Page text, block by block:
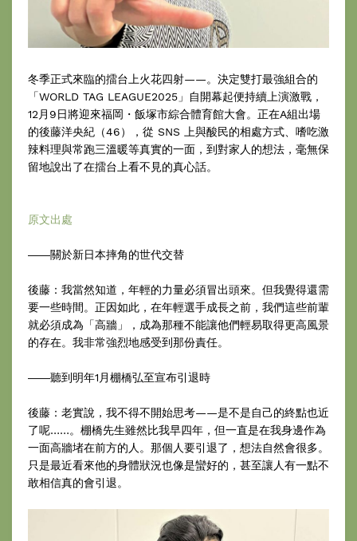
冬季正式來臨的擂台上火花四射——。決定雙打最強組合的
「WORLD TAG LEAGUE2025」自開幕起便持續上演激戰，
12月9日將迎來福岡・飯塚市綜合體育館大會。正在A組出場
的後藤洋央紀（46），從 SNS 上與酸民的相處方式、嗜吃激
辣料理與常跑三溫暖等真實的一面，到對家人的想法，毫無保
留地說出了在擂台上看不見的真心話。
原文出處
――關於新日本摔角的世代交替
後藤：我當然知道，年輕的力量必須冒出頭來。但我覺得還需
要一些時間。正因如此，在年輕選手成長之前，我們這些前輩
就必須成為「高牆」，成為那種不能讓他們輕易取得更高風景
的存在。我非常強烈地感受到那份責任。
――聽到明年1月棚橋弘至宣布引退時
後藤：老實說，我不得不開始思考——是不是自己的終點也近
了呢……。棚橋先生雖然比我早四年，但一直是在我身邊作為
一面高牆堵在前方的人。那個人要引退了，想法自然會很多。
只是最近看來他的身體狀況也像是蠻好的，甚至讓人有一點不
敢相信真的會引退。